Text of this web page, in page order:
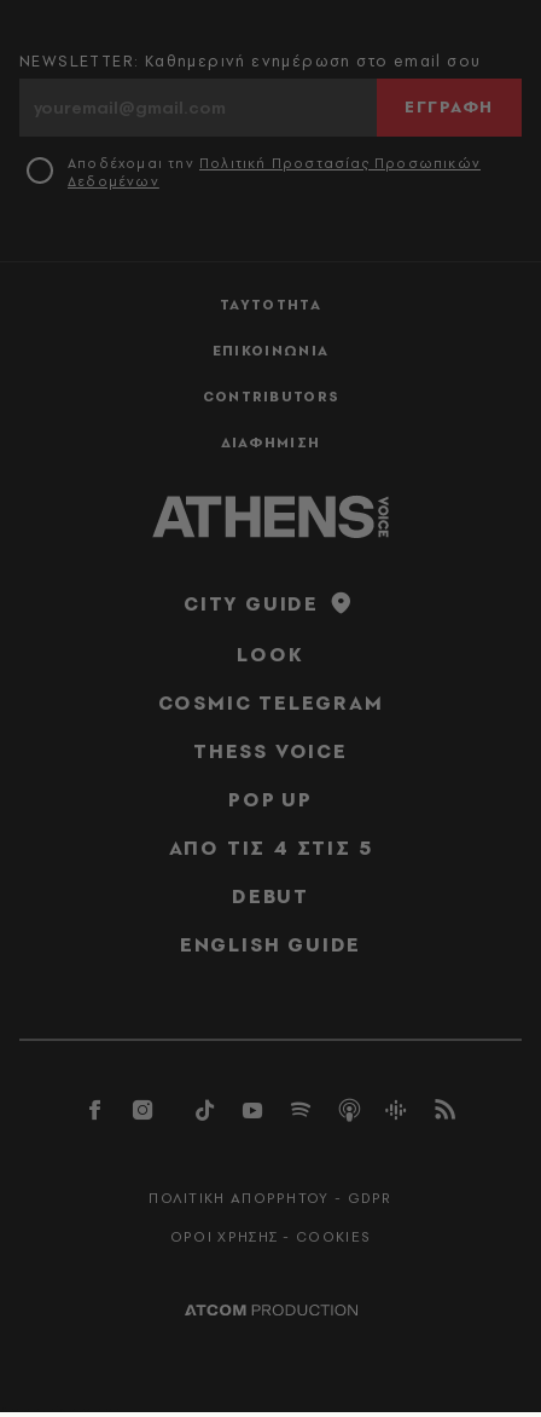
ΤΑΥΤΟΤΗΤΑ
ΕΠΙΚΟΙΝΩΝΙΑ
CONTRIBUTORS
ΔΙΑΦΗΜΙΣΗ
NEWSLETTER: Καθημερινή ενημέρωση στο email σου
ΕΓΓΡΑΦΗ
Αποδέχομαι την Πολιτική Προστασίας Προσωπικών
Δεδομένων
CITY GUIDE
LOOK
COSMIC TELEGRAM
THESS VOICE
POP UP
ΑΠΟ ΤΙΣ 4 ΣΤΙΣ 5
DEBUT
ENGLISH GUIDE
ΠΟΛΙΤΙΚΗ ΑΠΟΡΡΗΤΟΥ - GDPR
ΟΡΟΙ ΧΡΗΣΗΣ - COOKIES